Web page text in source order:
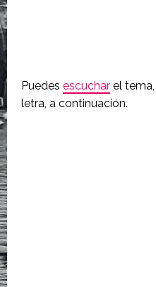
Puedes escuchar el
letra, a continuación.